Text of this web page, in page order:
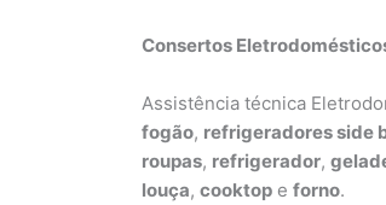
Consertos
Assistência técnica
fogão, refrigeradores side
roupas, refrigerador,
louça, cooktop e forno.